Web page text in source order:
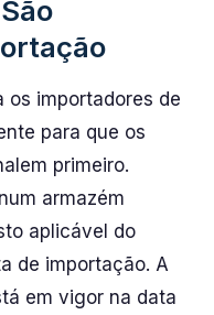
os importadores de
para que os
primeiro.
armazém
aplicável do
de importação. A
em vigor na data